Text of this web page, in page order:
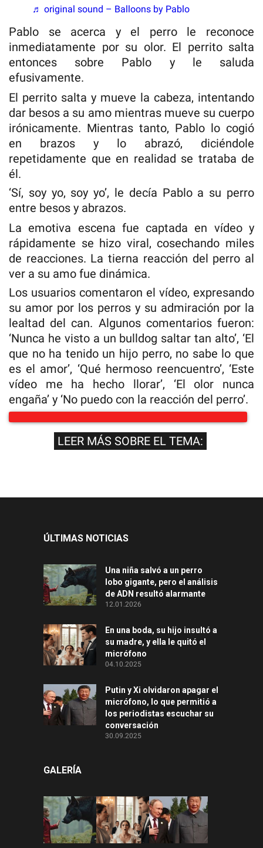
♬ original sound – Balloons by Pablo
Pablo se acerca y el perro le reconoce
inmediatamente por su olor. El perrito salta
entonces sobre Pablo y le saluda
efusivamente.
El perrito salta y mueve la cabeza, intentando
dar besos a su amo mientras mueve su cuerpo
irónicamente. Mientras tanto, Pablo lo cogió
en brazos y lo abrazó, diciéndole
repetidamente que en realidad se trataba de
él.
‘Sí, soy yo, soy yo’, le decía Pablo a su perro
entre besos y abrazos.
La emotiva escena fue captada en vídeo y
rápidamente se hizo viral, cosechando miles
de reacciones. La tierna reacción del perro al
ver a su amo fue dinámica.
Los usuarios comentaron el vídeo, expresando
su amor por los perros y su admiración por la
lealtad del can. Algunos comentarios fueron:
‘Nunca he visto a un bulldog saltar tan alto’, ‘El
que no ha tenido un hijo perro, no sabe lo que
es el amor’, ‘Qué hermoso reencuentro’, ‘Este
vídeo me ha hecho llorar’, ‘El olor nunca
engaña’ y ‘No puedo con la reacción del perro’.
LEER MÁS SOBRE EL TEMA:
ÚLTIMAS NOTICIAS
Una niña salvó a un perro
lobo gigante, pero el análisis
de ADN resultó alarmante
12.01.2026
En una boda, su hijo insultó a
su madre, y ella le quitó el
micrófono
04.10.2025
Putin y Xi olvidaron apagar el
micrófono, lo que permitió a
los periodistas escuchar su
conversación
30.09.2025
GALERÍA